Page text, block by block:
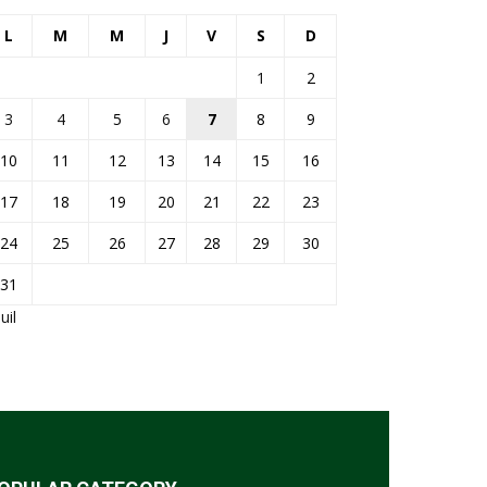
L M M J V S D
1
2
3
4 5 6 7 8
9
10
11 12 13 14 15
16
17
18 19 20 21 22
23
24
25 26 27 28 29
30
31